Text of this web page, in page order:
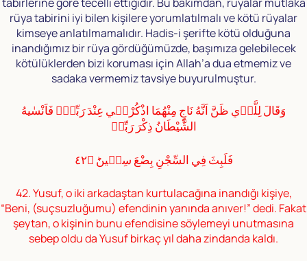
rüya tabirini iyi bilen kişilere yorumlatılmalı ve kötü rüyalar
kimseye anlatılmamalıdır. Hadis-i şerifte kötü olduğuna
inandığımız bir rüya gördüğümüzde, başımıza gelebilecek
kötülüklerden bizi koruması için Allah’a dua etmemiz ve
sadaka vermemiz tavsiye buyurulmuştur.
وَقَالَ لِلَّذٖي ظَنَّ اَنَّهُ نَاجٍ مِنْهُمَا اذْكُرْنٖي عِنْدَ رَبِّكَؗ فَاَنْسٰيهُ
الشَّيْطَانُ ذِكْرَ رَبِّهٖ
فَلَبِثَ فِي السِّجْنِ بِضْعَ سِنٖينَؕ ﴿٤٢
42. Yusuf, o iki arkadaştan kurtulacağına inandığı kişiye,
“Beni, (suçsuzluğumu) efendinin yanında anıver!” dedi. Fakat
şeytan, o kişinin bunu efendisine söylemeyi unutmasına
sebep oldu da Yusuf birkaç yıl daha zindanda kaldı.